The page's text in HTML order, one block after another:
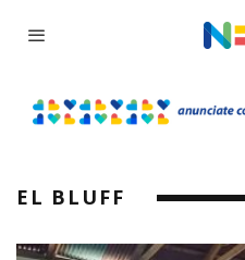
EL BLUFF